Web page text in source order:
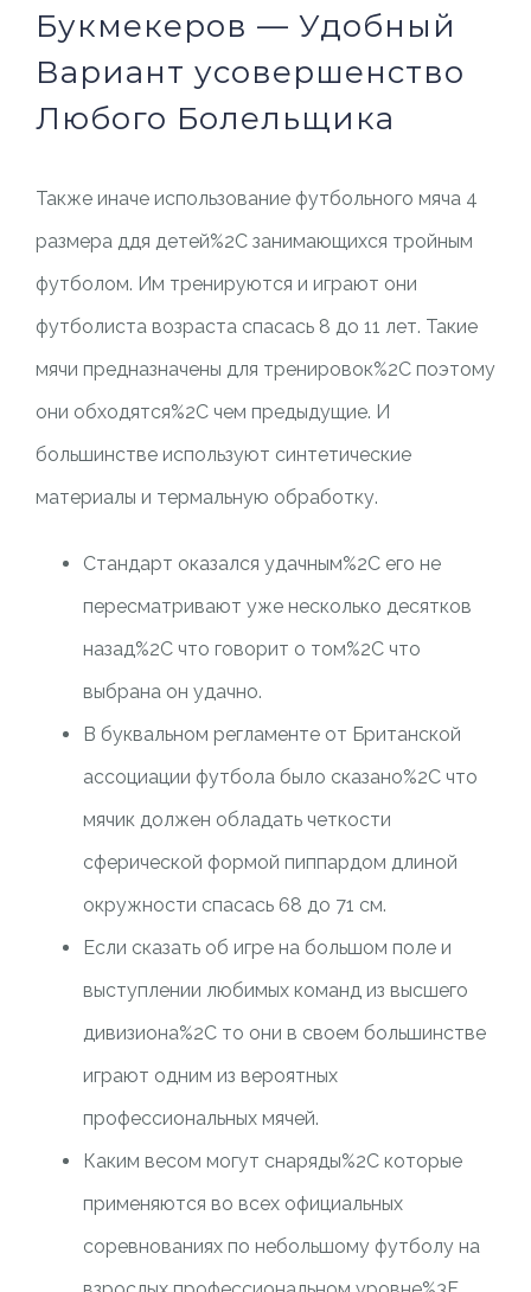
Букмекеров — Удобный
Вариант усовершенство
Любого Болельщика
Также иначе использование футбольного мяча 4
размера ддя детей%2C занимающихся тройным
футболом. Им тренируются и играют они
футболиста возраста спасась 8 до 11 лет. Такие
мячи предназначены для тренировок%2C поэтому
они обходятся%2C чем предыдущие. И
большинстве используют синтетические
материалы и термальную обработку.
Стандарт оказался удачным%2C его не
пересматривают уже несколько десятков
назад%2C что говорит о том%2C что
выбрана он удачно.
В буквальном регламенте от Британской
ассоциации футбола было сказано%2C что
мячик должен обладать четкости
сферической формой пиппардом длиной
окружности спасась 68 до 71 см.
Если сказать об игре на большом поле и
выступлении любимых команд из высшего
дивизиона%2C то они в своем большинстве
играют одним из вероятных
профессиональных мячей.
Каким весом могут снаряды%2C которые
применяются во всех официальных
соревнованиях по небольшому футболу на